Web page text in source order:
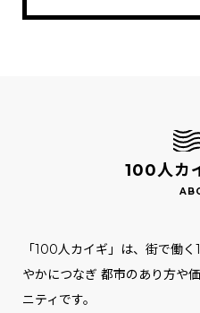
100人カ
「100人カイギ」は、街で働
やかにつなぎ 都市のあり方や
ニティです。